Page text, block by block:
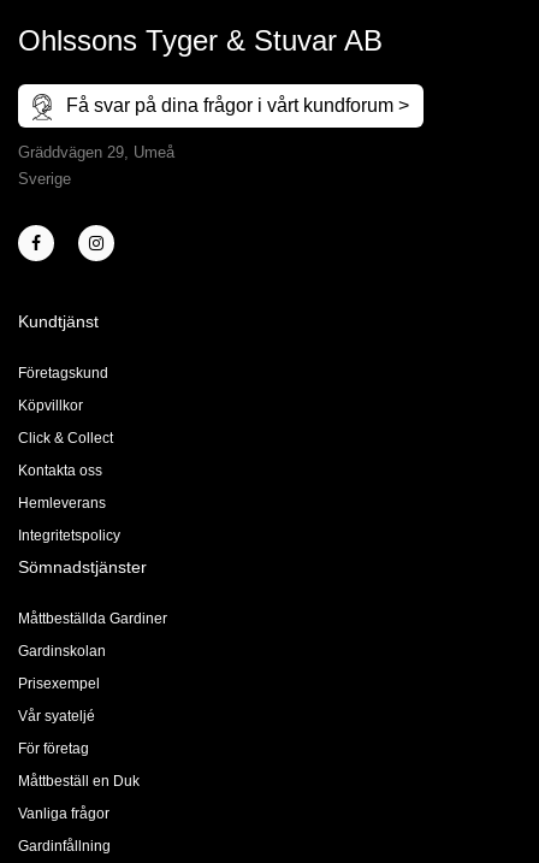
Ohlssons Tyger & Stuvar AB
Få svar på dina frågor i vårt kundforum >
Gräddvägen 29, Umeå
Sverige
Kundtjänst
Företagskund
Köpvillkor
Click & Collect
Kontakta oss
Hemleverans
Integritetspolicy
Sömnadstjänster
Måttbeställda Gardiner
Gardinskolan
Prisexempel
Vår syateljé
För företag
Måttbeställ en Duk
Vanliga frågor
Gardinfållning